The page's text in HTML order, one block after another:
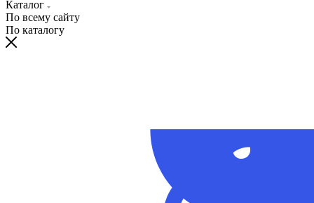
Каталог
По всему сайту
По каталогу